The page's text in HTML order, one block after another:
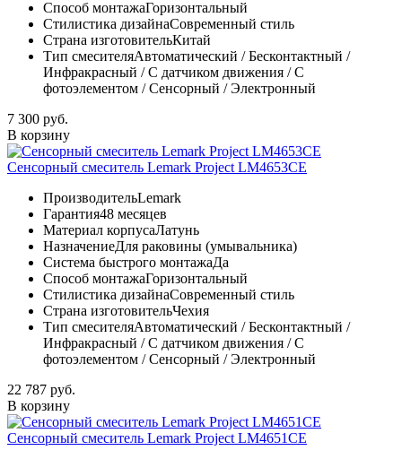
Способ монтажаГоризонтальный
Стилистика дизайнаСовременный стиль
Страна изготовительКитай
Тип смесителяАвтоматический / Бесконтактный /
Инфракрасный / С датчиком движения / С
фотоэлементом / Сенсорный / Электронный
7 300 руб.
В корзину
Сенсорный смеситель Lemark Project LM4653CE
ПроизводительLemark
Гарантия48 месяцев
Материал корпусаЛатунь
НазначениеДля раковины (умывальника)
Система быстрого монтажаДа
Способ монтажаГоризонтальный
Стилистика дизайнаСовременный стиль
Страна изготовительЧехия
Тип смесителяАвтоматический / Бесконтактный /
Инфракрасный / С датчиком движения / С
фотоэлементом / Сенсорный / Электронный
22 787 руб.
В корзину
Сенсорный смеситель Lemark Project LM4651CE